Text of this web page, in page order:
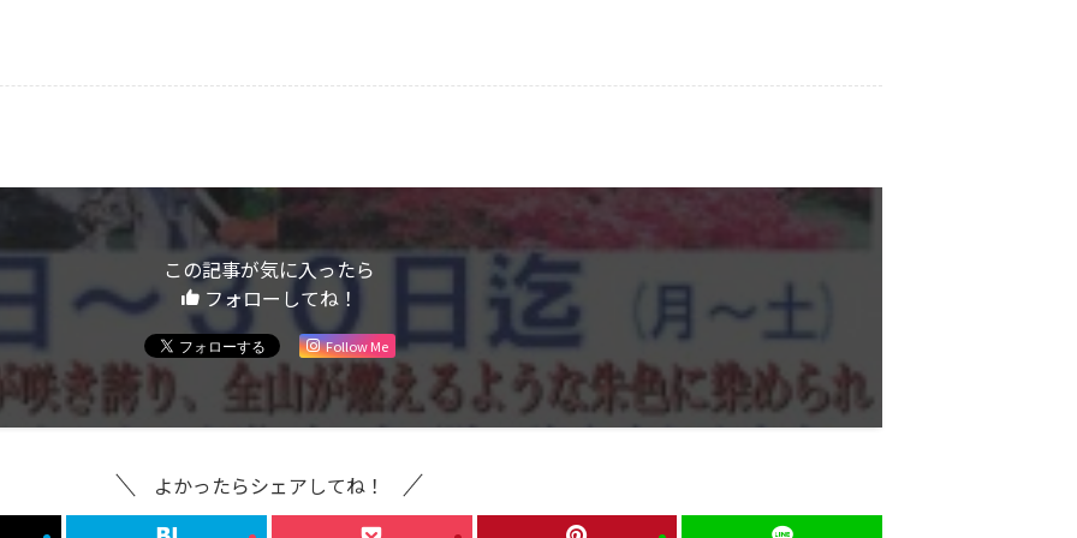
この記事が気に入ったら
フォローしてね！
Follow Me
よかったらシェアしてね！